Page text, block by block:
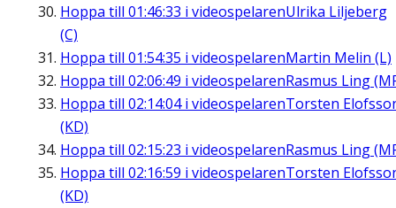
Hoppa till 01:46:33 i videospelarenUlrika Liljeberg
(C)
Hoppa till 01:54:35 i videospelarenMartin Melin (L)
Hoppa till 02:06:49 i videospelarenRasmus Ling
Hoppa till 02:14:04i videospelarenTorsten
(KD)
Hoppa till 02:15:23 i videospelarenRasmus Ling
Hoppa till 02:16:59 i videospelarenTorsten
(KD)